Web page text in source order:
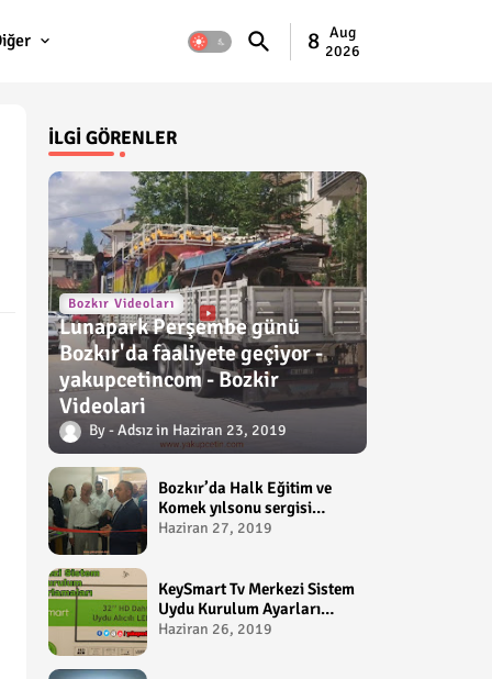
8 Aug
2026
İLGI GÖRENLER
Bozkır Videoları
Lunapark Perşembe günü
Bozkır'da faaliyete geçiyor -
yakupcetincom - Bozkir
Videolari
Adsız Haziran 23, 2019
Bozkır’da Halk Eğitim ve
Komek yılsonu sergisi
gerçekleştirildi-
Haziran 27, 2019
KeySmart Tv Merkezi Sistem
Uydu Kurulum Ayarları
Video anlatım -
Haziran 26, 2019